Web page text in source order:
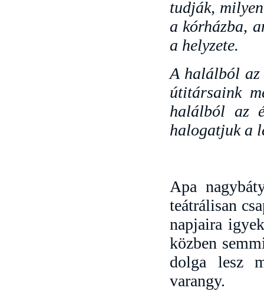
tudják,
a kórházba,
a helyzete.
A halálból az
útitársaink
halálból az
halogatjuk a
Apa
teátrálisan
napjaira
közben
dolga lesz
varangy.